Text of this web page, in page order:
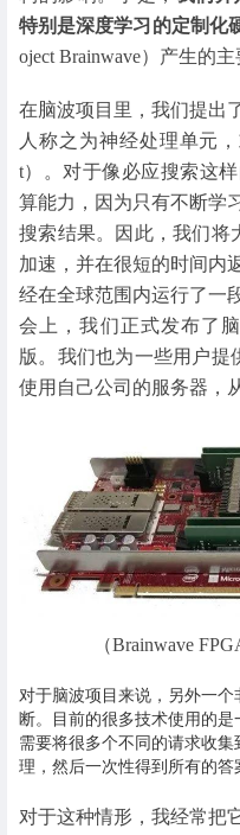
特别是深度学习的定制化
oject Brainwave）产生的主
在脑波项目里，我们提出
人称之为神经处理单元，
t）。对于像必应搜索这
算能力，因为只有不断学
搜索结果。因此，我们将
加速，并在很短的时间内
经在全球范围内运行了一
会上，我们正式发布了
版。我们也为一些用户提
使用自己公司的服务器，
（Brainwave
对于脑波项目来说，另外一
断。目前的很多技术使用的
需要将很多个不同的请求收
理，然后一次性得到所有的答
对于这种情形，我经常把